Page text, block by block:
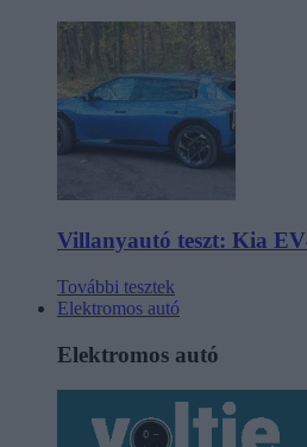
Villanyautó teszt: Kia
További tesztek
Elektromos autó
Elektromos autó